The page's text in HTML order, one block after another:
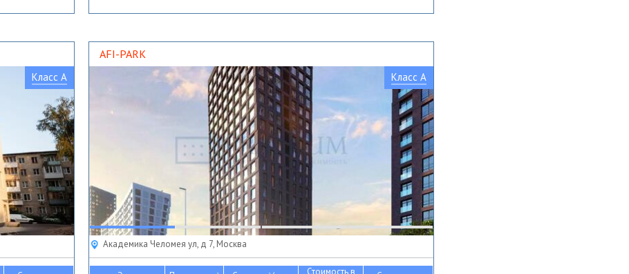
Класс A
AFI-PARK
Класс A
Академика Челомея ул, д 7, Москва
Стоимость в